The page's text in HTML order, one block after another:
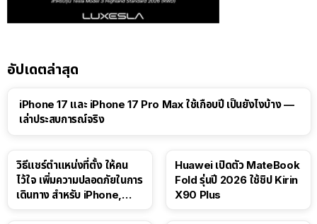
อัปเดตล่าสุด
iPhone 17 และ iPhone 17 Pro Max ใช้เกือบปี เป็นยังไงบ้าง —
เล่าประสบการณ์จริง
วิธีแชร์ตำแหน่งที่ตั้ง ให้คน
ไว้ใจ เพิ่มความปลอดภัยในการ
เดินทาง สำหรับ iPhone,
Huawei เปิดตัว MateBook
Fold รุ่นปี 2026 ใช้ชิป Kirin
X90 Plus